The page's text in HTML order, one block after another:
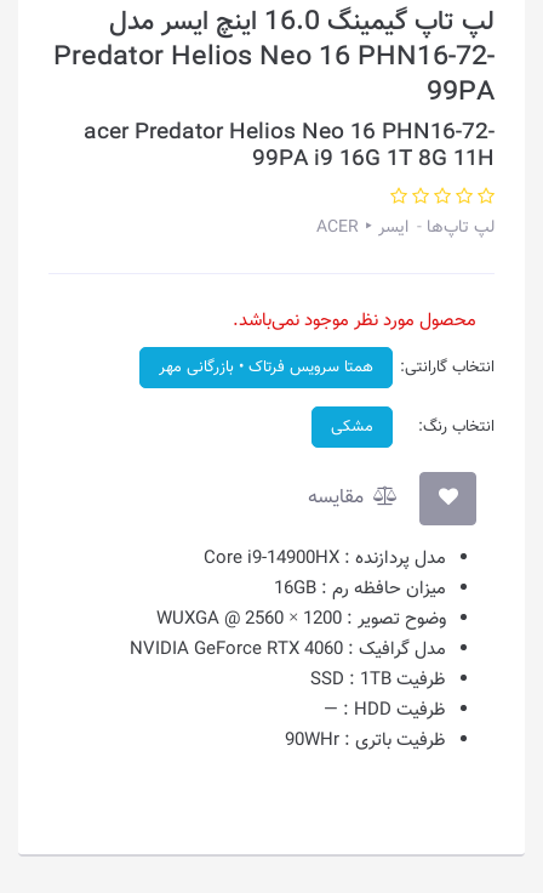
لپ تاپ گیمینگ 16.0 اینچ ایسر مدل
Predator Helios Neo 16 PHN16-72-
99PA
acer Predator Helios Neo 16 PHN16-72-
99PA i9 16G 1T 8G 11H
لپ تاپ‌ها ایسر ‣ ACER
محصول مورد نظر موجود نمی‌باشد.
انتخاب گارانتی: همتا سرویس فرتاک • بازرگانی مهر
انتخاب رنگ: مشکی
مقایسه
مدل پردازنده : Core i9-14900HX
میزان حافظه رم : 16GB
وضوح تصویر : 1200 × 2560 @ WUXGA
مدل گرافیک : NVIDIA GeForce RTX 4060
ظرفیت SSD :1TB
ظرفیت HDD :
—
ظرفیت باتری : 90WHr